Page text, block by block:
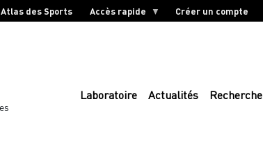
Atlas des Sports Accès rapide Créer un compte
Laboratoire Actualités Recherche